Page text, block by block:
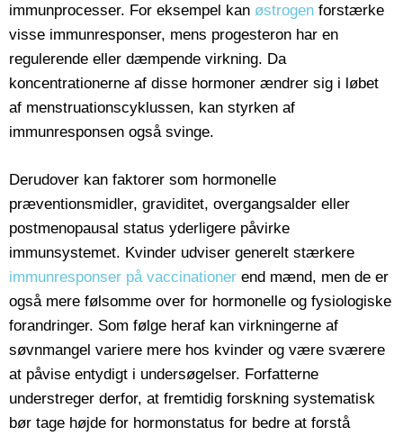
immunprocesser. For eksempel kan østrogen forstærke
visse immunresponser, mens progesteron har en
regulerende eller dæmpende virkning. Da
koncentrationerne af disse hormoner ændrer sig i løbet
af menstruationscyklussen, kan styrken af
immunresponsen også svinge.
Derudover kan faktorer som hormonelle
præventionsmidler, graviditet, overgangsalder eller
postmenopausal status yderligere påvirke
immunsystemet. Kvinder udviser generelt stærkere
immunresponser på vaccinationer end mænd, men de er
også mere følsomme over for hormonelle og fysiologiske
forandringer. Som følge heraf kan virkningerne af
søvnmangel variere mere hos kvinder og være sværere
at påvise entydigt i undersøgelser. Forfatterne
understreger derfor, at fremtidig forskning systematisk
bør tage højde for hormonstatus for bedre at forstå